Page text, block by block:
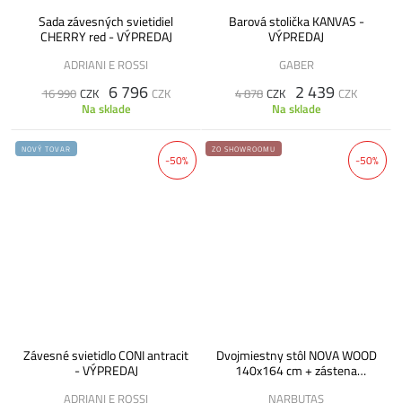
Sada závesných svietidiel
CHERRY red - VÝPREDAJ
ADRIANI E ROSSI
16 990 CZK 6 796 CZK
Na sklade
Barová stolička KANVAS -
VÝPREDAJ
GABER
4 878 CZK 2 439 CZK
Na sklade
-50%
NOVÝ TOVAR
Závesné svietidlo CONI antracit
- VÝPREDAJ
ADRIANI E ROSSI
-50%
ZO SHOWROOMU
Dvojmiestny stôl NOVA WOOD
140x164 cm + zástena
NARBUTAS